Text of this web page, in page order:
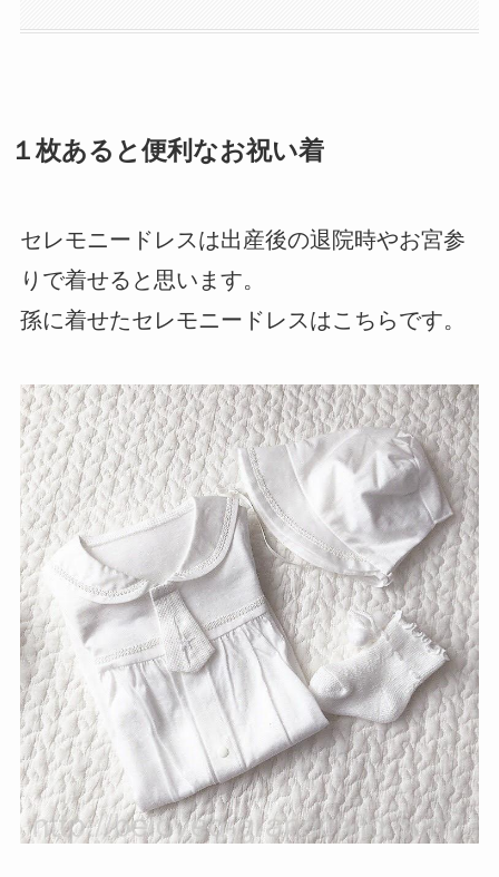
１枚あると便利なお祝い着
セレモニードレスは出産後の退院時やお宮参
りで着せると思います。
孫に着せたセレモニードレスはこちらです。